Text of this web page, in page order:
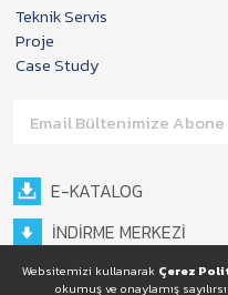
Teknik Servis
Proje
Case Study
E-KATALOG
İNDİRME MERKEZİ
Websitemizi kullanarak Çerez
okumuş ve onaylamış